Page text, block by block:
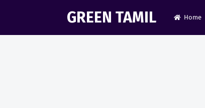
GREEN TAMIL Home